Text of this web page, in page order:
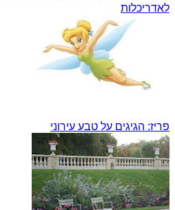
לאדריכלות
פריז: הגיגים על טבע עירוני